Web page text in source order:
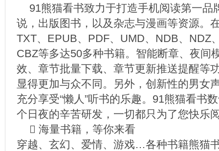
91熊猫看书致力于打造手机阅读第一品
说，出版图书，以及杂志与漫画等资源。
TXT、EPUB、PDF、UMD、NDB、NDZ
CBZ等多达50多种书籍。智能断章、夜间
效、章节批量下载、章节更新推送提醒等
显得更加与众不同。另外，创新性的男女
充分享受“懒人”听书的乐趣。91熊猫看书
个日夜的辛苦研发，一切都只为了您快乐
 海量书籍，等你来看
穿越、玄幻、爱情、游戏…各种书籍熊猫